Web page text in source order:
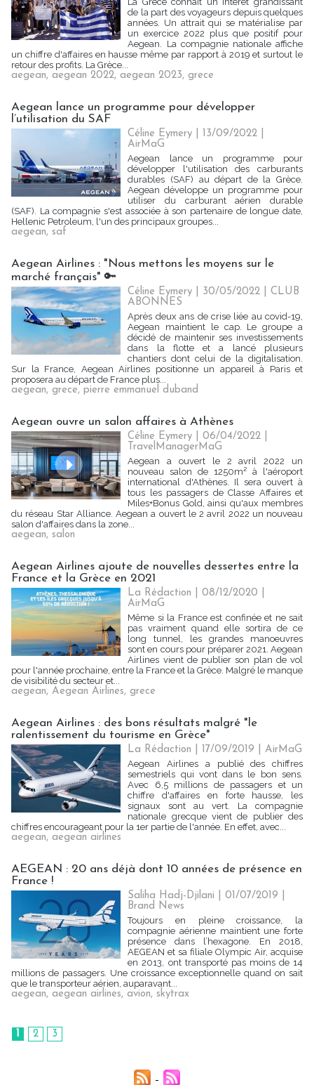
de la part des voyageurs depuis quelques
années. Un attrait qui se matérialise par
un exercice 2022 plus que positif pour
Aegean. La compagnie nationale affiche
un chiffre d'affaires en hausse même par rapport à 2019 et surtout le
retour des profits. La Grèce...
aegean, aegean 2022, aegean 2023, grece
Aegean lance un programme pour développer
l’utilisation du SAF
Céline Eymery | 13/09/2022
AirMaG
Aegean lance un programme pour
développer l'utilisation des carburants
durables (SAF) au départ de la Grèce.
Aegean développe un programme pour
utiliser du carburant aérien durable
(SAF). La compagnie s'est associée à son partenaire de longue date,
Hellenic Petroleum, l'un des principaux groupes...
aegean, saf
Aegean Airlines : "Nous mettons les moyens sur le
marché français" 🔑
Céline Eymery | 30/05/2022 |CLUB
ABONNES
Après deux ans de crise liée au covid-19,
Aegean maintient le cap. Le groupe a
décidé de maintenir ses investissements
dans la flotte et a lancé plusieurs
chantiers dont celui de la digitalisation.
Sur la France, Aegean Airlines positionne un appareil à Paris et
proposera au départ de France plus...
aegean, grece, pierre emmanuel duband
Aegean ouvre un salon affaires à Athènes
Céline Eymery | 06/04/2022
TravelManagerMaG
Aegean a ouvert le 2 avril 2022 un
nouveau salon de 1250m² à l'aéroport
international d'Athènes. Il sera ouvert à
tous les passagers de Classe Affaires et
Miles+Bonus Gold, ainsi qu'aux membres
du réseau Star Alliance. Aegean a ouvert le 2 avril 2022 un nouveau
salon d'affaires dans la zone...
aegean, salon
Aegean Airlines ajoute de nouvelles dessertes entre la
France et la Grèce en 2021
La Rédaction | 08/12/2020
AirMaG
Même si la France est confinée et ne sait
pas vraiment quand elle sortira de ce
long tunnel, les grandes manoeuvres
sont en cours pour préparer 2021. Aegean
Airlines vient de publier son plan de vol
pour l'année prochaine, entre la France et la Grèce. Malgré le manque
de visibilité du secteur et...
aegean, Aegean Airlines, grece
Aegean Airlines : des bons résultats malgré "le
ralentissement du tourisme en Grèce"
La Rédaction | 17/09/2019 |AirMaG
Aegean Airlines a publié des chiffres
semestriels qui vont dans le bon sens.
Avec 6,5 millions de passagers et un
chiffre d'affaires en forte hausse, les
signaux sont au vert. La compagnie
nationale grecque vient de publier des
chiffres encourageant pour la 1er partie de l'année. En effet, avec...
aegean, aegean airlines
AEGEAN : 20 ans déjà dont 10 années de présence en
France !
Saliha Hadj-Djilani | 01/07/2019
Brand News
Toujours en pleine croissance, la
compagnie aérienne maintient une forte
présence dans l’hexagone. En 2018,
AEGEAN et sa filiale Olympic Air, acquise
en 2013, ont transporté pas moins de 14
millions de passagers. Une croissance exceptionnelle quand on sait
que le transporteur aérien, auparavant...
aegean, aegean airlines, avion, skytrax
1 2 3